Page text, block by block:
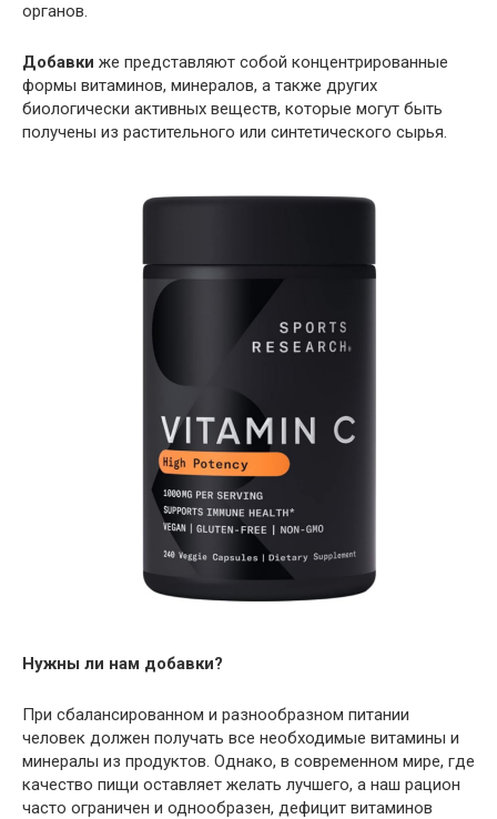
органов.
Добавки же представляют собой концентрированные
формы витаминов, минералов, а также других
биологически активных веществ, которые могут быть
получены из растительного или синтетического сырья.
Нужны ли нам добавки?
При сбалансированном и разнообразном питании
человек должен получать все необходимые витамины и
минералы из продуктов. Однако, в современном мире, где
качество пищи оставляет желать лучшего, а наш рацион
часто ограничен и однообразен, дефицит витаминов